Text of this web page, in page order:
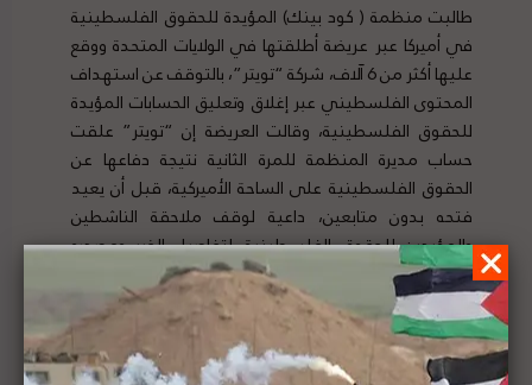
طالبت منظمة ( كود بينك) المؤيدة للحقوق الفلسطينية
في أميركا عبر عريضة أطلقتها في الولايات المتحدة ووقع
عليها أكثر من 6 آلاف، شركة “تويتر”، بالتوقف عن استهداف
المحتوى الفلسطيني عبر إغلاق وتعليق الحسابات المؤيدة
للحقوق الفلسطينية، وقالت العريضة إن “تويتر” علقت
حساب مديرة المنظمة للمرة الثانية نتيجة دفاعها عن
الحقوق الفلسطينية على الساحة الأميركية، قبل أن يعيد
فتحه بدون متابعين، داعية لوقف ملاحقة الناشطين
والمؤيدين للحقوق الفلسطينية. لتفاصيل الخبر ومصدره
الأصلي،هنا